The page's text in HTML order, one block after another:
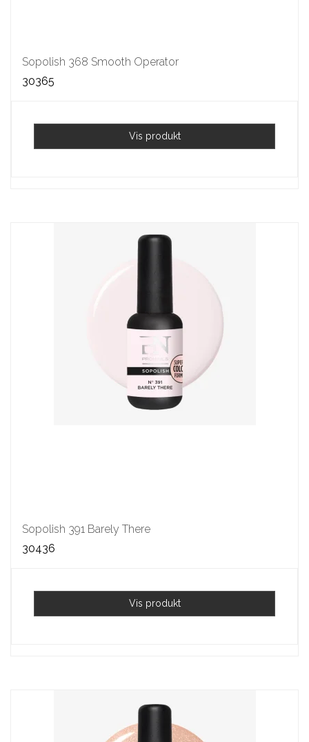
Sopolish 368 Smooth Operator
30365
Vis produkt
Sopolish 391 Barely There
30436
Vis produkt